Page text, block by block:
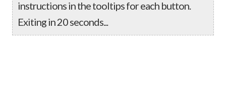
instructions in the tooltips for each button.
Exiting in 20 seconds...